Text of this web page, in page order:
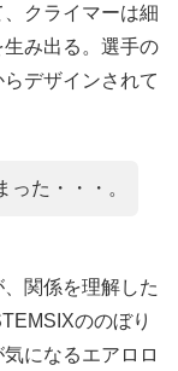
クライマーは細
み出る。選手の
デザインされて
た・・・。
関係を理解した
ののぼり
になるエアロロ